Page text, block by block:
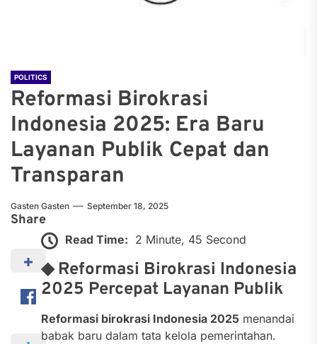
POLITICS
Reformasi Birokrasi
Indonesia 2025: Era Baru
Layanan Publik Cepat dan
Transparan
Gasten Gasten September 18, 2025
Share
Read Time: 2 Minute, 45 Second
◆ Reformasi Birokrasi Indonesia
2025 Percepat Layanan Publik
Reformasi birokrasi Indonesia 2025menandai
babak baru dalam tata kelola pemerintahan.